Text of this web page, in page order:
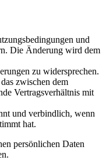
und
Die Änderung wird dem
zu widersprechen.
zwischen dem
Vertragsverhältnis mit
und verbindlich, wenn
hat.
persönlichen Daten